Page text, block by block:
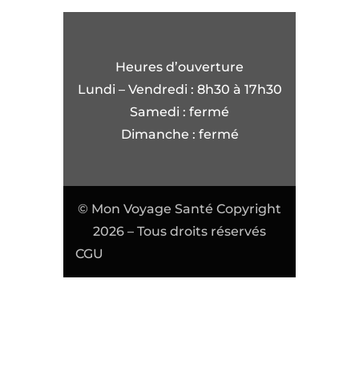
Heures d’ouverture
Lundi – Vendredi : 8h30 à 17h30
Samedi : fermé
Dimanche : fermé
© Mon Voyage Santé Copyright
2026 – Tous droits réservés
CGU